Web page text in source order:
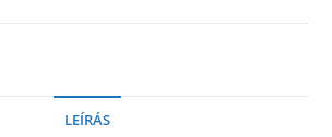
LEÍRÁS